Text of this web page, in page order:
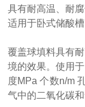
具有耐高温、耐
适用于卧式储酸
覆盖球填料具有
境的效果。使用
度MPa 个数n/m
气中的二氧化碳